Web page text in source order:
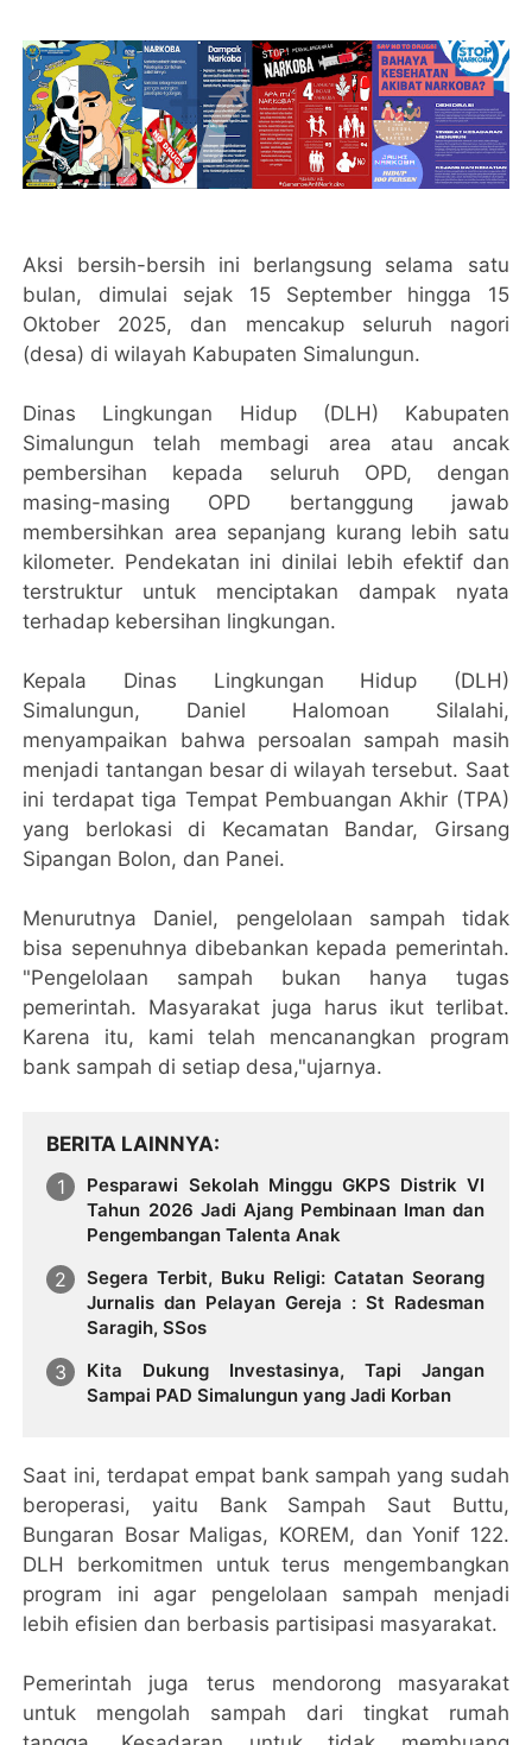
Aksi bersih-bersih ini berlangsung selama satu
bulan, dimulai sejak 15 September hingga 15
Oktober 2025, dan mencakup seluruh nagori
(desa) di wilayah Kabupaten Simalungun.
Dinas Lingkungan Hidup (DLH) Kabupaten
Simalungun telah membagi area atau ancak
pembersihan kepada seluruh OPD, dengan
masing-masing OPD bertanggung jawab
membersihkan area sepanjang kurang lebih satu
kilometer. Pendekatan ini dinilai lebih efektif dan
terstruktur untuk menciptakan dampak nyata
terhadap kebersihan lingkungan.
Kepala Dinas Lingkungan Hidup (DLH)
Simalungun, Daniel Halomoan Silalahi,
menyampaikan bahwa persoalan sampah masih
menjadi tantangan besar di wilayah tersebut. Saat
ini terdapat tiga Tempat Pembuangan Akhir (TPA)
yang berlokasi di Kecamatan Bandar, Girsang
Sipangan Bolon, dan Panei.
Menurutnya Daniel, pengelolaan sampah tidak
bisa sepenuhnya dibebankan kepada pemerintah.
"Pengelolaan sampah bukan hanya tugas
pemerintah. Masyarakat juga harus ikut terlibat.
Karena itu, kami telah mencanangkan program
bank sampah di setiap desa,"ujarnya.
BERITA LAINNYA
Pesparawi Sekolah Minggu GKPS Distrik VI
Tahun 2026 Jadi Ajang Pembinaan Iman dan
Pengembangan Talenta Anak
Segera Terbit, Buku Religi: Catatan Seorang
Jurnalis dan Pelayan Gereja : St Radesman
Saragih, SSos
Kita Dukung Investasinya, Tapi Jangan
Sampai PAD Simalungun yang Jadi Korban
Saat ini, terdapat empat bank sampah yang sudah
beroperasi, yaitu Bank Sampah Saut Buttu,
Bungaran Bosar Maligas, KOREM, dan Yonif 122.
DLH berkomitmen untuk terus mengembangkan
program ini agar pengelolaan sampah menjadi
lebih efisien dan berbasis partisipasi masyarakat.
Pemerintah juga terus mendorong masyarakat
untuk mengolah sampah dari tingkat rumah